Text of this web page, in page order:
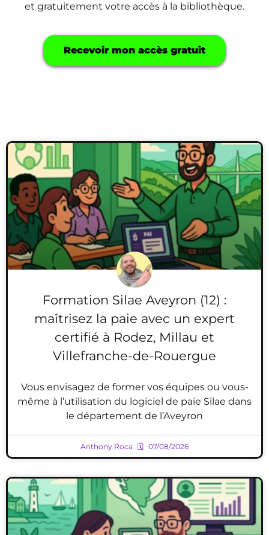
et gratuitement votre accès à la bibliothèque.
Recevoir mon accès gratuit
Formation Silae Aveyron (12) :
maîtrisez la paie avec un expert
certifié à Rodez, Millau et
Villefranche-de-Rouergue
Vous envisagez de former vos équipes ou vous-
même à l’utilisation du logiciel de paie Silae dans
le département de l’Aveyron
Anthony Roca 07/08/2026